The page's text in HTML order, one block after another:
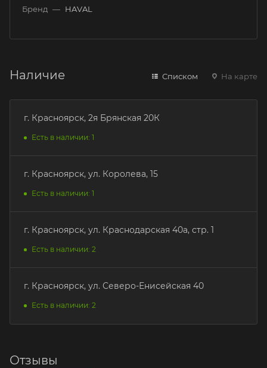
Бренд — HAVAL
Наличие Списком На карте
г. Красноярск, 2я Брянская 20К
Есть в наличии: 1
г. Красноярск, ул. Королева, 15
Есть в наличии: 1
г. Красноярск, ул. Краснодарская 40а, стр. 1
Есть в наличии: 2
г. Красноярск, ул. Северо-Енисейская 40
Есть в наличии: 2
Отзывы